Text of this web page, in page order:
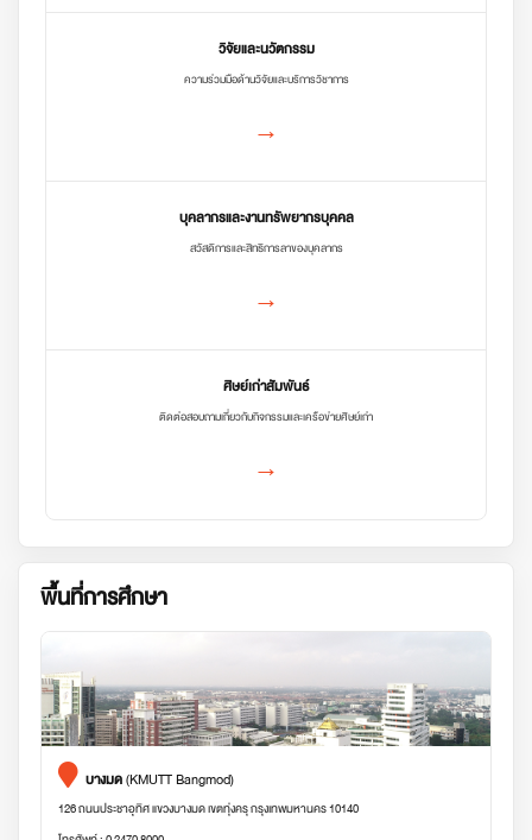
วิจัยและนวัตกรรม
ความร่วมมือด้านวิจัยและบริการวิชาการ
→
บุคลากรและงานทรัพยากรบุคคล
สวัสดิการและสิทธิการลาของบุคลากร
→
ศิษย์เก่าสัมพันธ์
ติดต่อสอบถามเกี่ยวกับกิจกรรมและเครือข่ายศิษย์เก่า
→
พื้นที่การศึกษา
บางมด(KMUTT Bangmod)
126 ถนนประชาอุทิศ แขวงบางมด เขตทุ่งครุ กรุงเทพมหานคร 10140